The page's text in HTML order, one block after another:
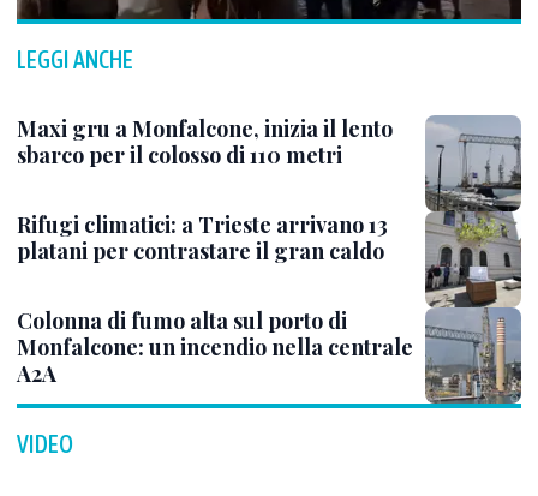
LEGGI ANCHE
Maxi gru a Monfalcone, inizia il lento
sbarco per il colosso di 110 metri
Rifugi climatici: a Trieste arrivano 13
platani per contrastare il gran caldo
Colonna di fumo alta sul porto di
Monfalcone: un incendio nella centrale
A2A
VIDEO